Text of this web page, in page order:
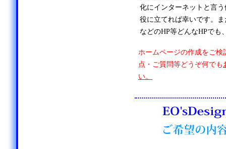
化にインターネットと言
役に立てれば幸いです。
などのHP等どんなHPでも
ホームページの作成をご検
点・ご質問等どうぞ何でも
い。